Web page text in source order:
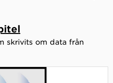
skrivits om data från